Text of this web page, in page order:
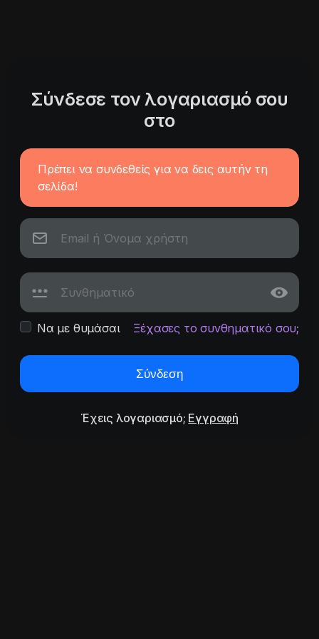
Σύνδεσε τον λογαριασμό σου
στο
Πρέπει να συνδεθείς για να δεις αυτήν τη
σελίδα!
Να με θυμάσαι Ξέχασες το συνθηματικό σου;
Σύνδεση
Έχεις λογαριασμό; Εγγραφή